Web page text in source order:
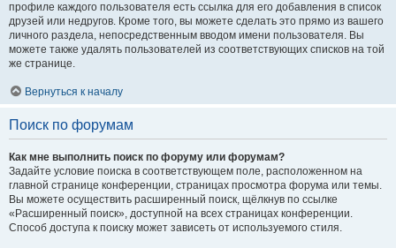
профиле каждого пользователя есть ссылка для его добавления в список
друзей или недругов. Кроме того, вы можете сделать это прямо из вашего
личного раздела, непосредственным вводом имени пользователя. Вы
можете также удалять пользователей из соответствующих списков на той
же странице.
Вернуться к началу
Поиск по форумам
Как мне выполнить поиск по форуму или форумам?
Задайте условие поиска в соответствующем поле, расположенном на
главной странице конференции, страницах просмотра форума или темы.
Вы можете осуществить расширенный поиск, щёлкнув по ссылке
«Расширенный поиск», доступной на всех страницах конференции.
Способ доступа к поиску может зависеть от используемого стиля.